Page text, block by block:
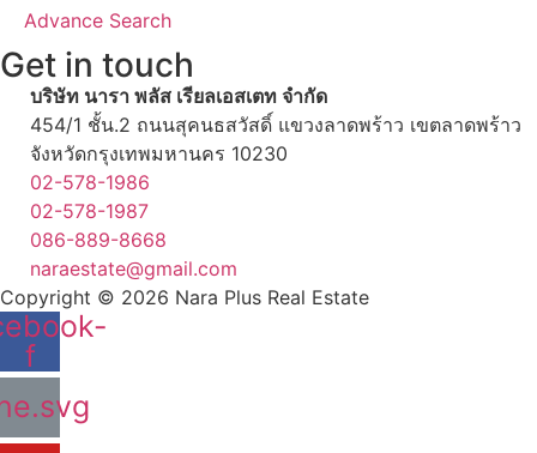
Advance Search
Get in touch
บริษัท นารา พลัส เรียลเอสเตท จำกัด
454/1 ชั้น.2 ถนนสุคนธสวัสดิ์ แขวงลาดพร้าว เขตลาดพร้าว
จังหวัดกรุงเทพมหานคร 10230
02-578-1986
02-578-1987
086-889-8668
naraestate@gmail.com
Copyright © 2026 Nara Plus Real Estate
f